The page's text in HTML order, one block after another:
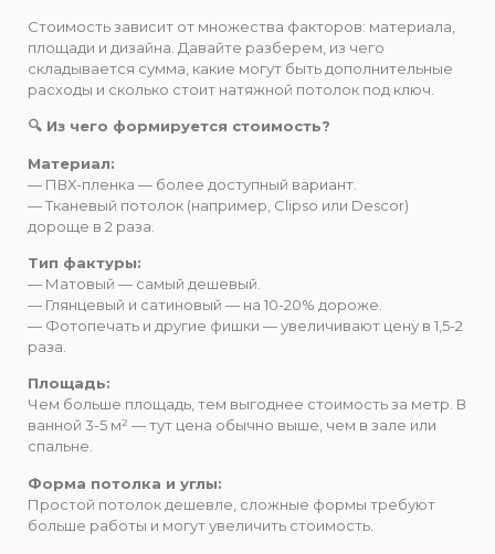
Стоимость зависит от множества факторов: материала,
площади и дизайна. Давайте разберем, из чего
складывается сумма, какие могут быть дополнительные
расходы и сколько стоит натяжной потолок под ключ.
🔍 Из чего формируется стоимость?
Материал:
— ПВХ-пленка — более доступный вариант.
— Тканевый потолок (например, Clipso или Descor)
дороще в 2 раза.
Тип фактуры:
— Матовый — самый дешевый.
— Глянцевый и сатиновый — на 10-20% дороже.
— Фотопечать и другие фишки — увеличивают цену в 1,5-2
раза.
Площадь:
Чем больше площадь, тем выгоднее стоимость за метр. В
ванной 3-5 м² — тут цена обычно выше, чем в зале или
спальне.
Форма потолка и углы:
Простой потолок дешевле, сложные формы требуют
больше работы и могут увеличить стоимость.